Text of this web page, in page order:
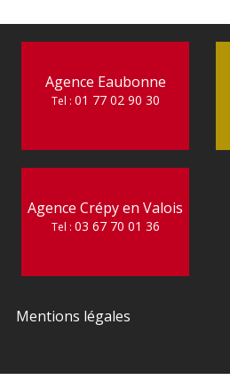
Agence Eaubonne
Tel : 01 77 02 90 30
Agence Crépy en Valois
Tel : 03 67 70 01 36
Mentions légales